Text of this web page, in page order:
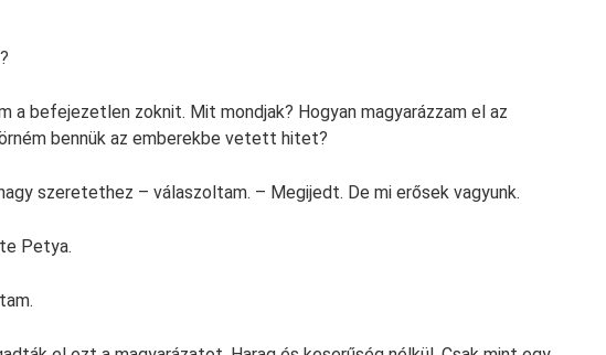
befejezetlen zoknit. Mit mondjak? Hogyan magyarázzam el az
bennük az emberekbe vetett hitet?
szeretethez – válaszoltam. – Megijedt. De mi erősek vagyunk.
Petya.